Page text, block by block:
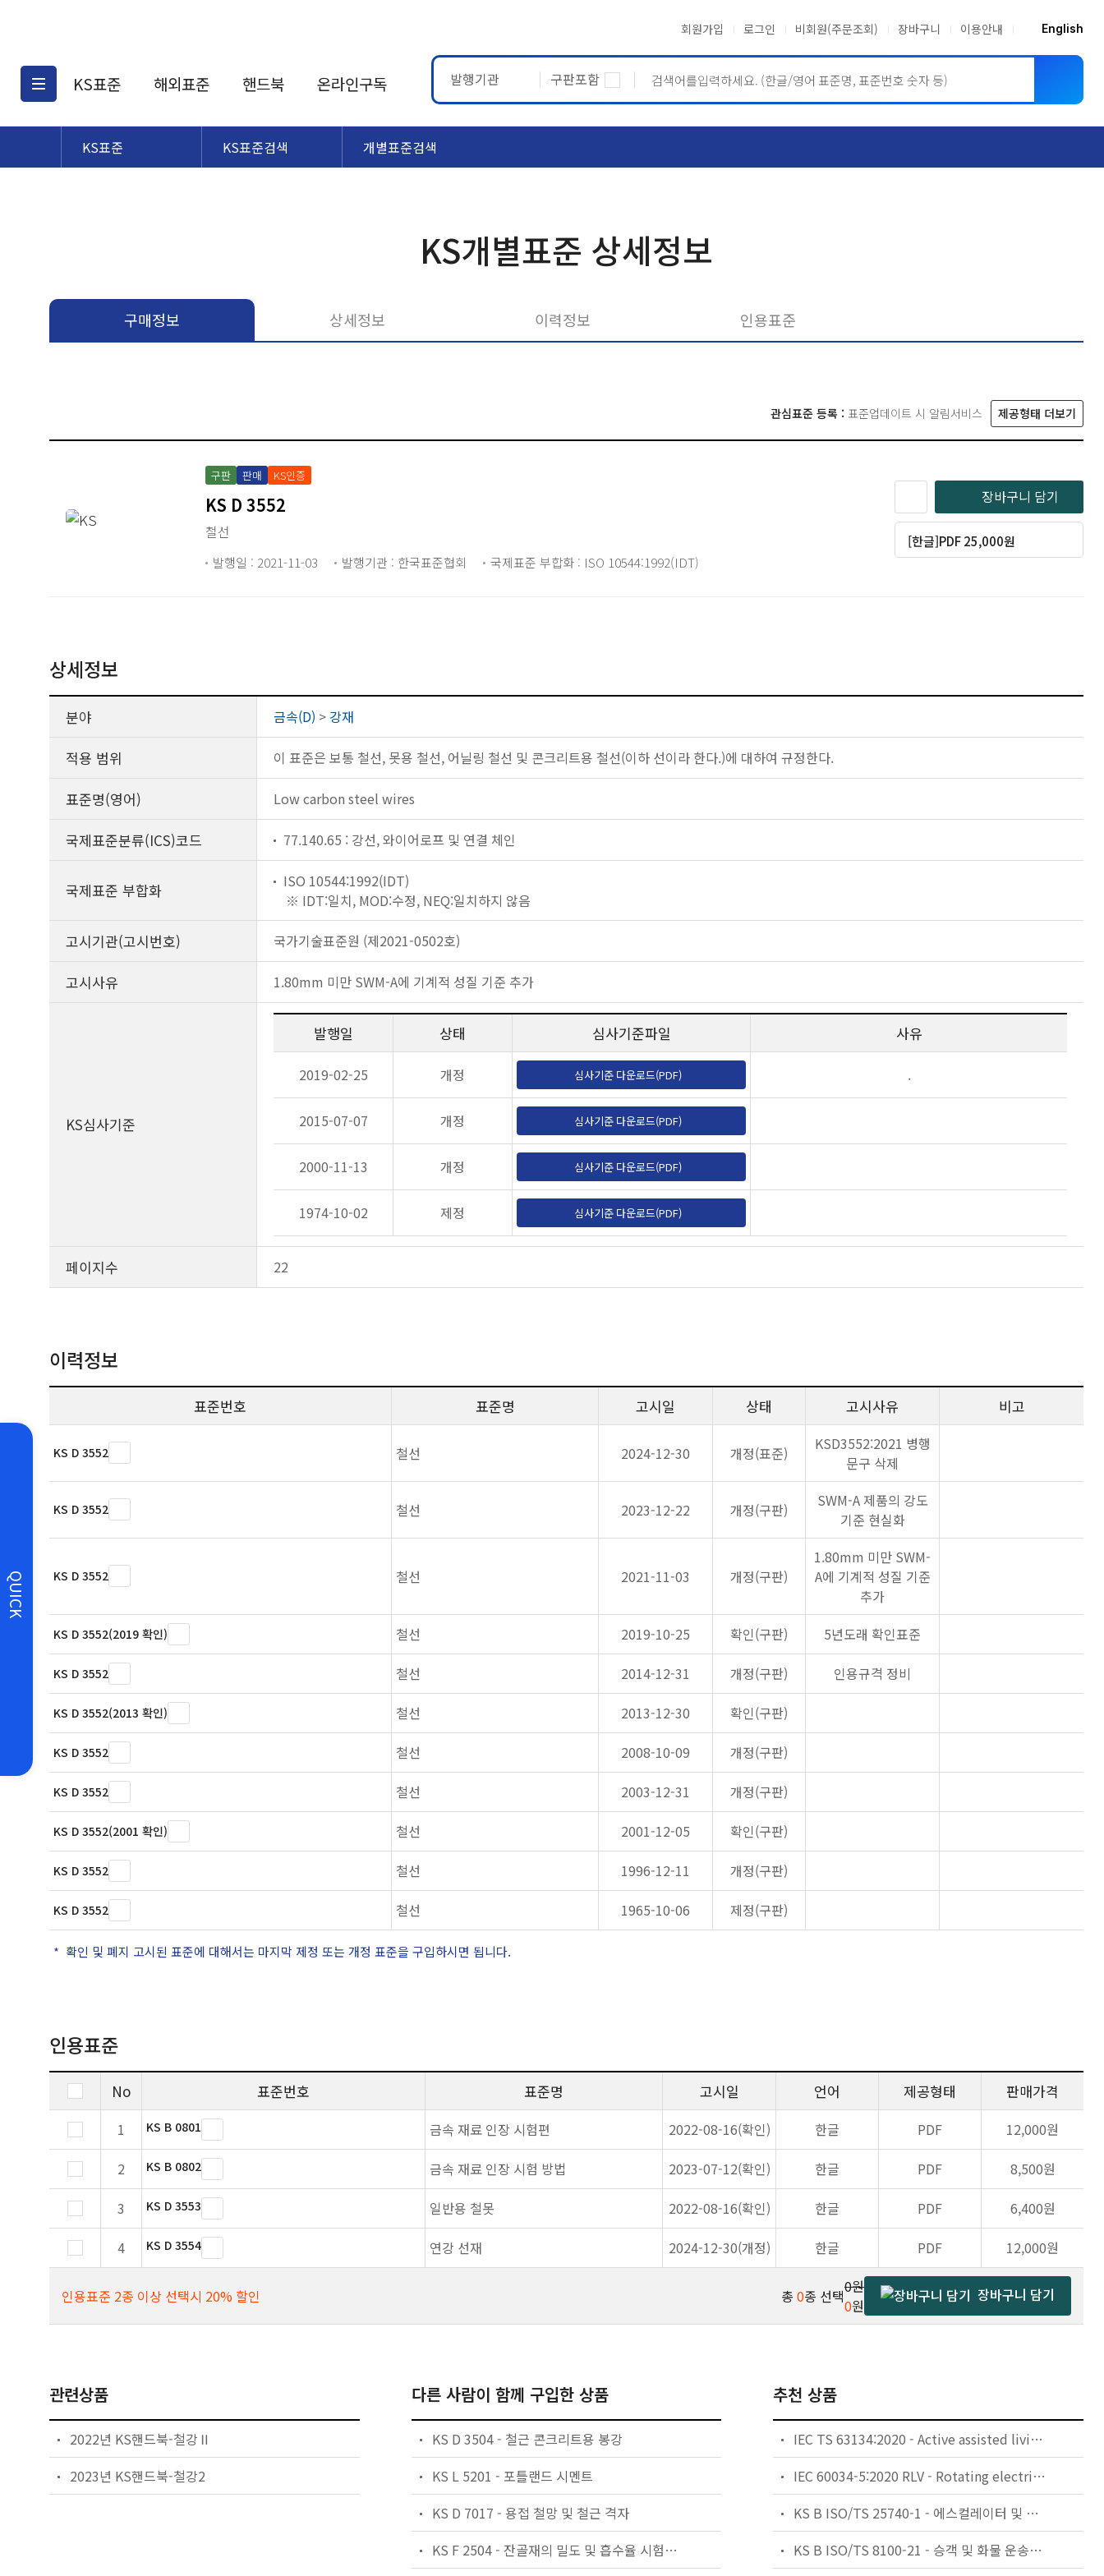
회원가입 로그인 비회원(주문조회) 장바구니 이용안내 English
KS표준
KS표준검색
해외표준
해외표준검색
핸드북 온라인구독 발행기관 구판포함
QUICK
KS표준 KS표준검색 개별표준검색
KS개별표준 상세정보
구매정보 상세정보 이력정보 인용표준
관심표준 등록 : 표준업데이트 시 알림서비스 제공형태 더보기
구판 판매 KS인증
KS D 3552
철선
발행일 : 2021-11-03 발행기관 : 한국표준협회 국제표준 부합화 : ISO 10544:1992(IDT)
장바구니 담기
[한글]PDF 25,000원
상세정보
분야 금속(D) > 강재
적용 범위 이 표준은 보통 철선, 못용 철선, 어닐링 철선 및 콘크리트용 철선(이하 선이라 한다.)에 대하여 규정한다.
표준명(영어) Low carbon steel wires
국제표준분류(ICS)코드 77.140.65 : 강선, 와이어로프 및 연결 체인
국제표준 부합화
ISO 10544:1992(IDT)
※ IDT:일치, MOD:수정, NEQ:일치하지 않음
고시기관(고시번호) 국가기술표준원 (제2021-0502호)
고시사유 1.80mm 미만 SWM-A에 기계적 성질 기준 추가
KS심사기준
발행일 상태 심사기준파일 사유
2019-02-25 개정 심사기준 다운로드(PDF) .
2015-07-07 개정 심사기준 다운로드(PDF)
2000-11-13 개정 심사기준 다운로드(PDF)
1974-10-02 제정 심사기준 다운로드(PDF)
페이지수 22
이력정보
표준번호 표준명 고시일 상태 고시사유 비고
KS D 3552 철선 2024-12-30 개정(표준)
KSD3552:2021 병행
문구 삭제
KS D 3552 철선 2023-12-22 개정(구판)
SWM-A 제품의 강도
기준 현실화
KS D 3552 철선 2021-11-03 개정(구판)
1.80mm 미만 SWM-
A에 기계적 성질 기준
추가
KS D 3552(2019 확인) 철선 2019-10-25 확인(구판) 5년도래 확인표준
KS D 3552 철선 2014-12-31 개정(구판) 인용규격 정비
KS D 3552(2013 확인) 철선 2013-12-30 확인(구판)
KS D 3552 철선 2008-10-09 개정(구판)
KS D 3552 철선 2003-12-31 개정(구판)
KS D 3552(2001 확인) 철선 2001-12-05 확인(구판)
KS D 3552 철선 1996-12-11 개정(구판)
KS D 3552 철선 1965-10-06 제정(구판)
확인 및 폐지 고시된 표준에 대해서는 마지막 제정 또는 개정 표준을 구입하시면 됩니다.
인용표준
No 표준번호 표준명 고시일 언어 제공형태 판매가격
1 KS B 0801 금속 재료 인장 시험편 2022-08-16(확인) 한글 PDF
12,000원
2
KS B 0802 금속 재료 인장 시험 방법 2023-07-12(확인) 한글 PDF
8,500원
3
KS D 3553 일반용 철못 2022-08-16(확인) 한글 PDF
6,400원
4
KS D 3554 연강 선재 2024-12-30(개정) 한글 PDF 12,000원
인용표준 2종 이상 선택시 20% 할인 총 0종 선택0원
0원
장바구니 담기
관련상품
2022년 KS핸드북-철강Ⅱ
2023년 KS핸드북-철강2
다른 사람이 함께 구입한 상품
KS D 3504 - 철근 콘크리트용 봉강
KS L 5201 - 포틀랜드 시멘트
KS D 7017 - 용접 철망 및 철근 격자
KS F 2504 - 잔골재의 밀도 및 흡수율 시험방법
추천 상품
IEC TS 63134:2020 - Active assisted living (AAL) use cases
IEC 60034-5:2020 RLV - Rotating electrical machines - Part 5: Degrees of protection provided by the integral design of rotating electrical machines (IP code) - Classification
KS B ISO/TS 25740-1 - 에스컬레이터 및 무빙워크에 대한 안전요건 — 제1부: 세계공통 필수 안전요건(GESRs)
KS B ISO/TS 8100-21 - 승객 및 화물 운송용 엘리베이터 —제21부: 세계공통 필수안전요건(GESRs)을 충족하는 세계공통 안전 파라미터(GSPs)